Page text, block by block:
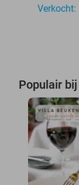
Verkocht:
Populair